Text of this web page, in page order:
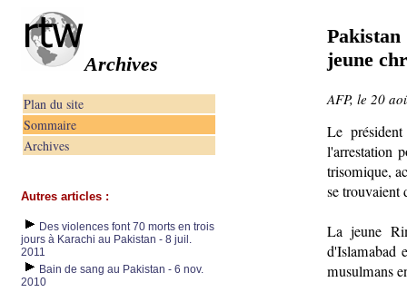
Archives
Plan du site
Sommaire
Archives
Autres articles :
Des violences font 70 morts en trois
jours à Karachi au Pakistan - 8 juil.
2011
Bain de sang au Pakistan - 6 nov.
2010
jeune
AFP, le 20
Le
l'arrestation
trisomique,
se trouvaient
La jeune
d'Islamabad
musulmans